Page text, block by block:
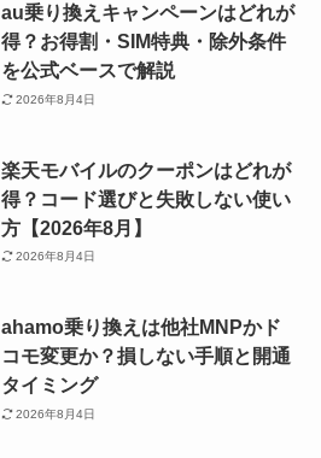
au乗り換えキャンペーンはどれが
得？お得割・SIM特典・除外条件
を公式ベースで解説
2026年8月4日
楽天モバイルのクーポンはどれが
得？コード選びと失敗しない使い
方【2026年8月】
2026年8月4日
ahamo乗り換えは他社MNPかド
コモ変更か？損しない手順と開通
タイミング
2026年8月4日